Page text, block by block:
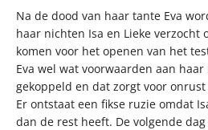
Na de dood van haar tante Eva
haar nichten Isa en Lieke verzocht
komen voor het openen van het
Eva wel wat voorwaarden aan
gekoppeld en dat zorgt voor
Er ontstaat een fikse ruzie omdat
dan de rest heeft. De volgende